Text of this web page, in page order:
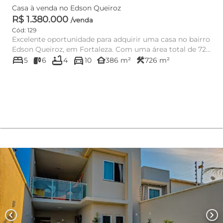
Casa à venda no Edson Queiroz
R$ 1.380.000 /venda
Cód: 129
Excelente oportunidade para adquirir uma casa no bairro
Edson Queiroz, em Fortaleza. Com uma área total de 726
m² e 386...
bed5 6 bathtub4 directions_car10 other_houses386 m² construction726 m²
chevron_left chevron_right